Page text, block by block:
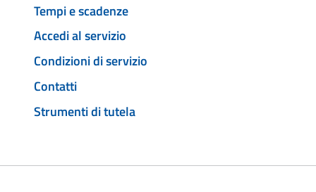
Tempi e scadenze
Accedi al servizio
Condizioni di servizio
Contatti
Strumenti di tutela